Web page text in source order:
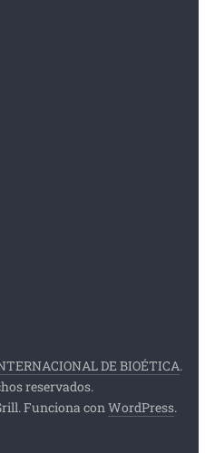
DE BIOÉTICA.
reservados.
Funciona conWordPress.